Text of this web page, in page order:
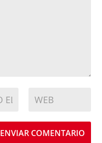
ENVIAR COMENTARIO